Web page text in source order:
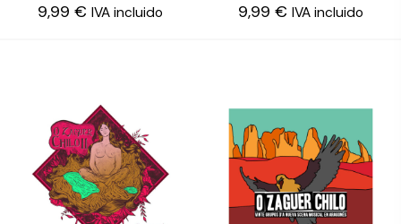
9,99 € IVA incluido 9,99 € IVA incluido